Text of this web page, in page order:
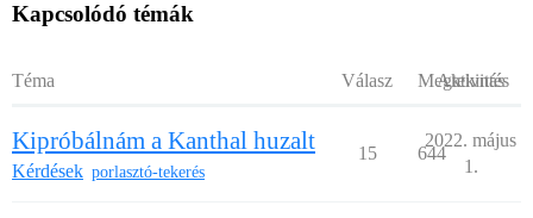
Kapcsolódó témák
Téma Válasz Megtekintés
Aktivitás
Kipróbálnám a Kanthal huzalt
Kérdések porlasztó-tekerés
15 644
2022. május
1.